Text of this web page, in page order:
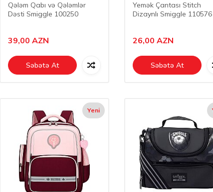
Qələm Qabı və Qələmlər
Dəsti Smiggle 100250
39,00 AZN
Səbətə At
Yemək Çantası Stitch
Dizaynlı Smiggle 110576
26,00 AZN
Səbətə At
Yeni